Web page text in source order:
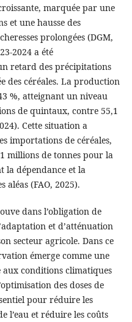
marquée par une
et une hausse des
prolongées (DGM,
2024 a été
retard des précipitations
des céréales. La production
%, atteignant un niveau
de quintaux, contre 55,1
Cette situation a
importations de céréales,
millions de tonnes pour la
la dépendance et la
aléas (FAO, 2025).
dans l’obligation de
et d’atténuation
secteur agricole. Dans ce
émerge comme une
aux conditions climatiques
des doses de
pour réduire les
l’eau et réduire les coûts